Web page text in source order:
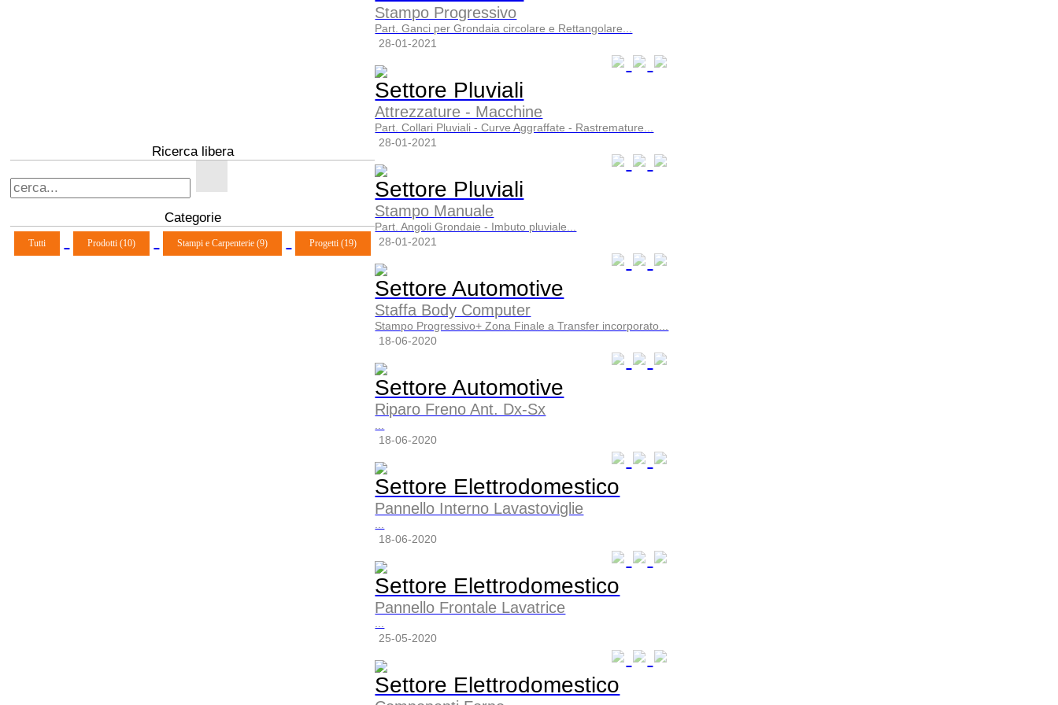
Ricerca libera
Categorie
Tutti Prodotti (10) Stampi e Carpenterie (9) Progetti (19)
Stampo Progressivo
Part. Ganci per Grondaia circolare e Rettangolare...
28-01-2021
Settore Pluviali
Attrezzature - Macchine
Part. Collari Pluviali - Curve Aggraffate - Rastremature...
28-01-2021
Settore Pluviali
Stampo Manuale
Part. Angoli Grondaie - Imbuto pluviale...
28-01-2021
Settore Automotive
Staffa Body Computer
Stampo Progressivo+ Zona Finale a Transfer incorporato...
18-06-2020
Settore Automotive
Riparo Freno Ant. Dx-Sx
...
18-06-2020
Settore Elettrodomestico
Pannello Interno Lavastoviglie
...
18-06-2020
Settore Elettrodomestico
Pannello Frontale Lavatrice
...
25-05-2020
Settore Elettrodomestico